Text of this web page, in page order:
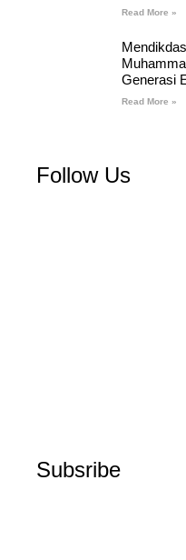
Read More »
Generasi
Read More »
Follow Us
Subsribe